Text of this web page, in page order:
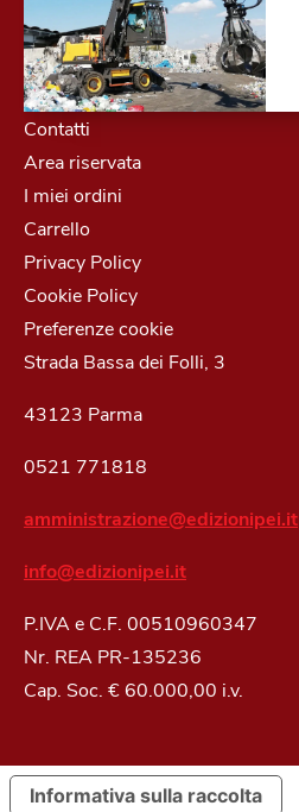
Contatti
Area riservata
I miei ordini
Carrello
Privacy Policy
Cookie Policy
Preferenze cookie
Strada Bassa dei Folli, 3
43123 Parma
0521 771818
amministrazione@edizionipei.it
info@edizionipei.it
P.IVA e C.F. 00510960347
Nr. REA PR-135236
Cap. Soc. € 60.000,00 i.v.
Informativa sulla raccolta